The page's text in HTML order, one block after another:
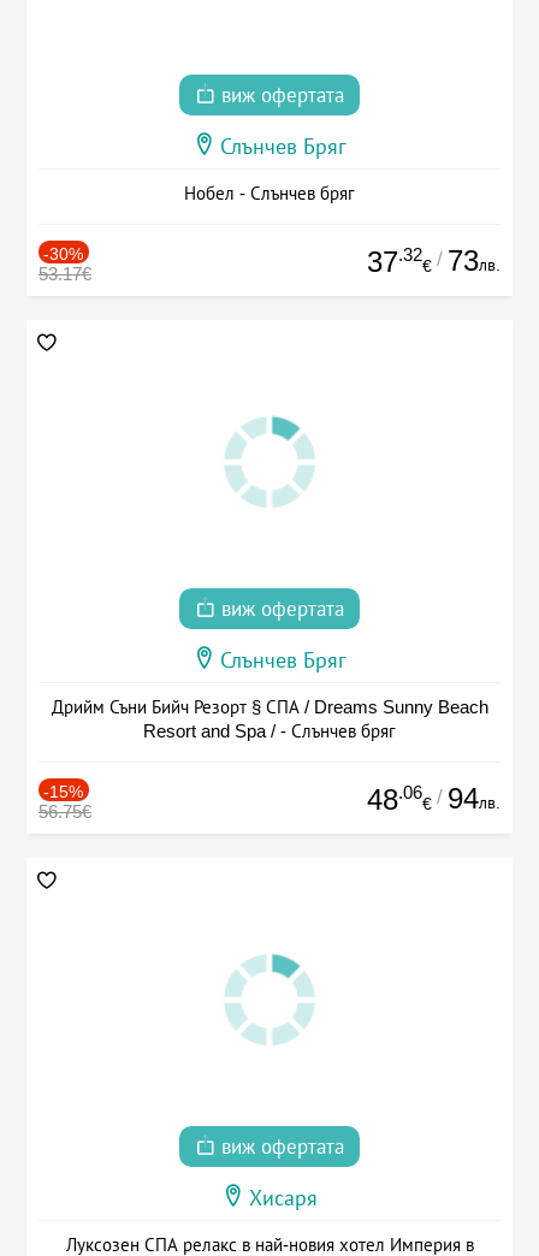
виж офертата
Слънчев Бряг
Нобел - Слънчев бряг
-30%
53.17€ 37.32
€ / 73лв.
виж офертата
Слънчев Бряг
Дрийм Съни Бийч Резорт § СПА / Dreams Sunny Beach
Resort and Spa / - Слънчев бряг
-15%
56.75€ 48.06
€ / 94лв.
виж офертата
Хисаря
Луксозен СПА релакс в най-новия хотел Империя в